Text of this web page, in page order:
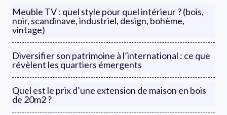
Meuble TV : quel style pour quel intérieur ? (bois,
noir, scandinave, industriel, design, bohème,
vintage)
Diversifier son patrimoine à l’international : ce que
révèlent les quartiers émergents
Quel est le prix d’une extension de maison en bois
de 20m2 ?